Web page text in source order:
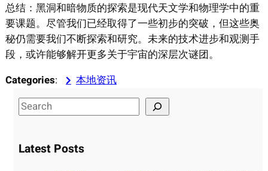
总结：黑洞和暗物质的探索是现代天文学和物理学中的重
要课题。尽管我们已经取得了一些初步的突破，但这些奥
秘仍需要我们不断探索和研究。未来的技术进步和观测手
段，或许能够解开更多关于宇宙的深层次谜团。
Categories:
本地资讯
S
e
r
Latest Posts